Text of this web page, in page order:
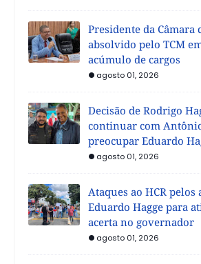
Presidente da Câmara
absolvido pelo TCM
acúmulo de cargos
agosto 01, 2026
Decisão de Rodrigo
continuar com
preocupar Eduardo
agosto 01, 2026
Ataques ao HCR pelos
Eduardo Hagge para
acerta no governador
agosto 01, 2026